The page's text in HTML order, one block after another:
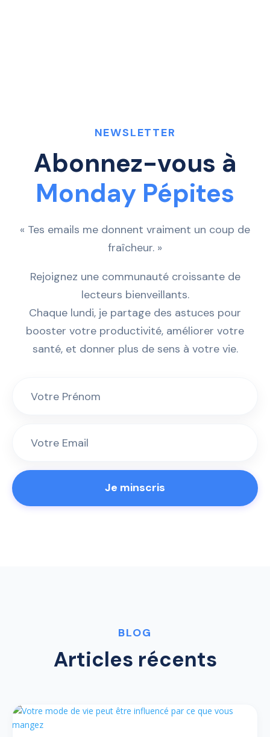
NEWSLETTER
Abonnez-vous à
Monday Pépites
« Tes emails me donnent vraiment un coup de
fraîcheur. »
Rejoignez une communauté croissante de
lecteurs bienveillants.
Chaque lundi, je partage des astuces pour
booster votre productivité, améliorer votre
santé, et donner plus de sens à votre vie.
Je minscris
BLOG
Articles récents